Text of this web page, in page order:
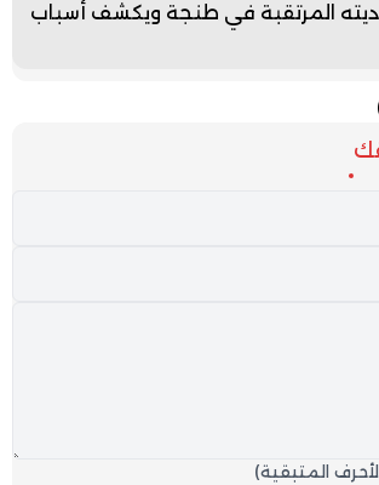
المرتقبة في طنجة ويكشف أسباب
المتبقية)